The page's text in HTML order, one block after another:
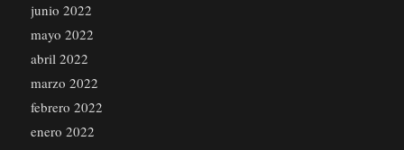
junio 2022
mayo 2022
abril 2022
marzo 2022
febrero 2022
enero 2022